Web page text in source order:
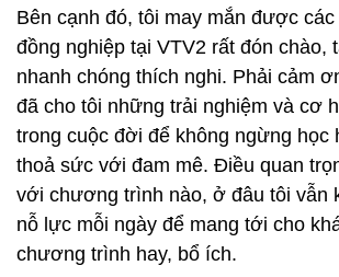
Bên cạnh đó, tôi may mắn được
đồng nghiệp tại VTV2 rất đón chào,
nhanh chóng thích nghi. Phải cảm
đã cho tôi những trải nghiệm và cơ
trong cuộc đời để không ngừng học
thoả sức với đam mê. Điều quan
với chương trình nào, ở đâu tôi vẫn
nỗ lực mỗi ngày để mang tới cho
chương trình hay, bổ ích.